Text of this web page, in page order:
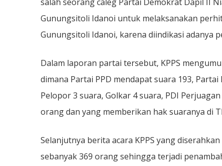
Nias
Dugaan
Suara
Gunungsitoli Idanoi untuk melaksanakan
Gunungsitoli Idanoi, karena diindikasi adanya
Dalam laporan partai tersebut, KPPS
dimana Partai PPD mendapat suara 193,
Pelopor 3 suara, Golkar 4 suara, PDI
orang dan yang memberikan hak suaranya di
Selanjutnya berita acara KPPS yang
sebanyak 369 orang sehingga terjadi